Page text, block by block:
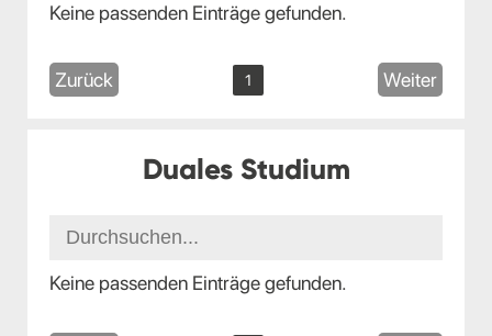
Keine passenden Einträge gefunden.
Zurück 1 Weiter
Duales Studium
Keine passenden Einträge gefunden.